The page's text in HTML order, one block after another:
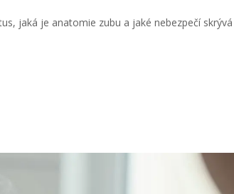
jaká je anatomie zubu a jaké nebezpečí skrývá